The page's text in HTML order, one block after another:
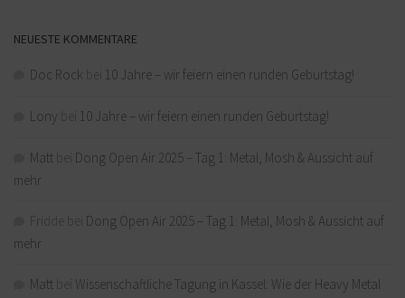
NEUESTE KOMMENTARE
Doc Rock 10 Jahre – wir feiern einen runden Geburtstag!
Lony 10 Jahre – wir feiern einen runden Geburtstag!
Matt
Dong Open Air 2025 – Tag 1: Metal, Mosh & Aussicht auf
mehr
Dong Open Air 2025 – Tag 1: Metal, Mosh & Aussicht auf
mehr
Matt
Wissenschaftliche Tagung in Kassel: Wie der Heavy Metal